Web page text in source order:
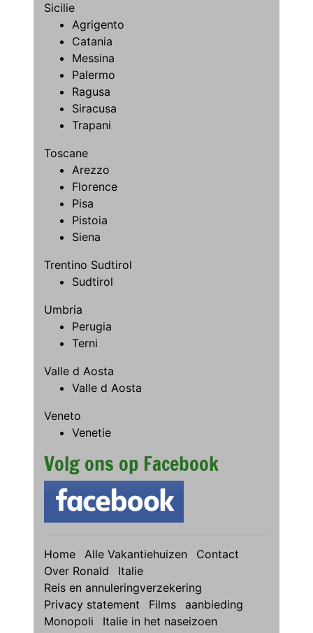
Sicilie
Agrigento
Catania
Messina
Palermo
Ragusa
Siracusa
Trapani
Toscane
Arezzo
Florence
Pisa
Pistoia
Siena
Trentino Sudtirol
Sudtirol
Umbria
Perugia
Terni
Valle d Aosta
Valle d Aosta
Veneto
Venetie
Volg ons op Facebook
Home Alle Vakantiehuizen
Contact
Over Ronald
Italie
Reis en annuleringverzekering
Privacy statement
Films
aanbieding
Monopoli
Italie in het naseizoen